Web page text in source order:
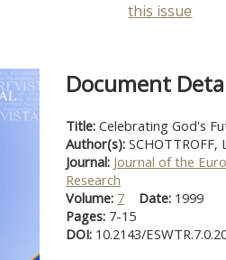
this issue
Document
Title: Celebrating God's
Author(s): SCHOTTROFF,
Journal: Journal of the
Research
Volume: 7 Date: 1999
Pages: 7-15
DOI: 10.2143/